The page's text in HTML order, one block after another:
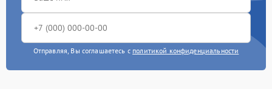
Отправляя, Вы соглашаетесь с политикой конфиденциальности